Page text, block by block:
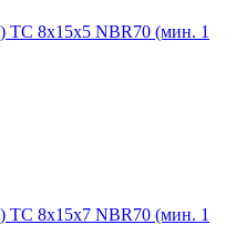
TC 8х15х5 NBR70 (мин. 1
TC 8х15х7 NBR70 (мин. 1